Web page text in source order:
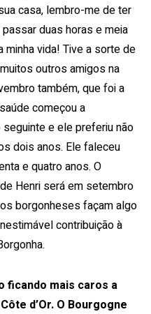
casa, lembro-me de ter
duas horas e meia
vida! Tive a sorte de
outros amigos na
também, que foi a
começou a
e ele preferiu não
dois anos. Ele faleceu
e quatro anos. O
Henri será em setembro
borgonheses façam algo
contribuição à
ficando mais caros a
d’Or. O Bourgogne